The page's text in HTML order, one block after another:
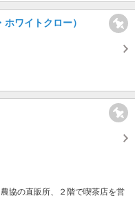
ワイトクロー）
協の直販所、２階で喫茶店を営